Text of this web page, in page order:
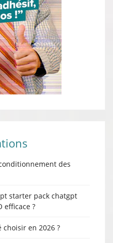
des
starter pack chatgpt
efficace ?
en 2026 ?